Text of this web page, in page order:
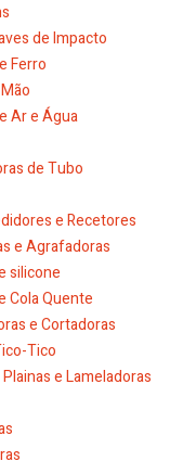
de Impacto
Ferro
Ar e Água
de Tubo
e Recetores
e Agrafadoras
silicone
Cola Quente
e Cortadoras
Tico-Tico
e Lameladoras